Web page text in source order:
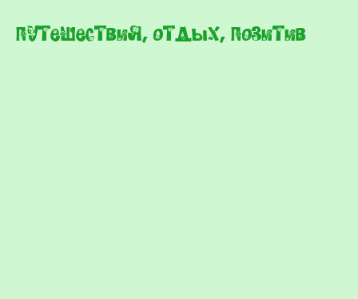
Путешествия, отдых, позитив